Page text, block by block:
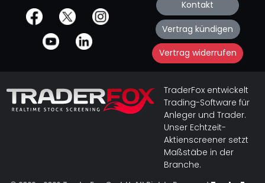
offizielle Social Media-Accounts Kontakt
Vertrag kündigen
Vertrag widerrufen
TraderFox entwickelt
Trading-Software für
Anleger und Trader.
Unser Echtzeit-
Aktienscreener setzt
Maßstäbe in der
Branche.